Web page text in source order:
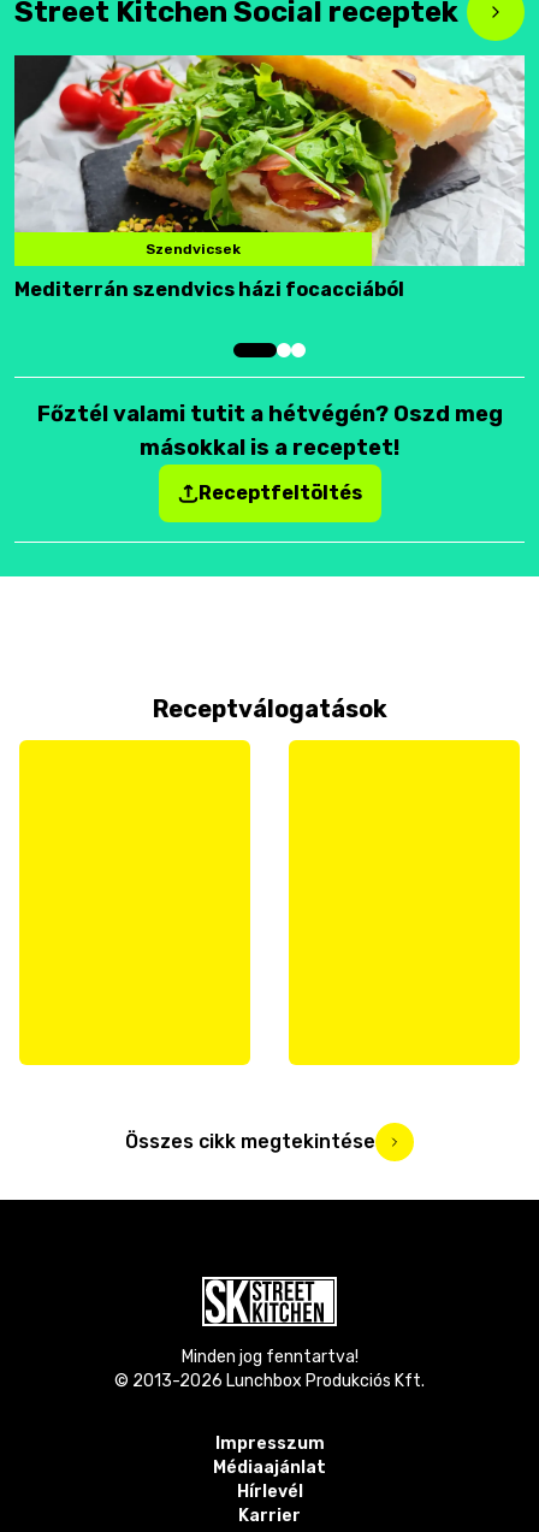
Street Kitchen Social receptek
Szendvicsek
Mediterrán szendvics házi focacciából
Főztél valami tutit a hétvégén? Oszd meg
másokkal is a receptet!
Receptfeltöltés
Receptválogatások
Összes cikk megtekintése
Minden jog fenntartva!
© 2013-2026 Lunchbox Produkciós Kft.
Impresszum
Médiaajánlat
Hírlevél
Karrier